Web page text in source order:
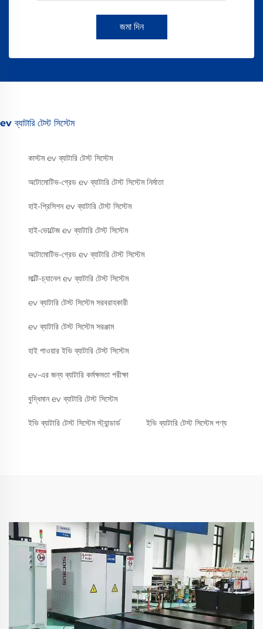
জমা দিন
ev ব্যাটারি টেস্ট সিস্টেম
কাস্টম ev ব্যাটারি টেস্ট সিস্টেম
অটোমোটিভ-গ্রেড ev ব্যাটারি টেস্ট সিস্টেম নির্মাতা
হাই-প্রিসিশন ev ব্যাটারি টেস্ট সিস্টেম
হাই-ভোল্টেজ ev ব্যাটারি টেস্ট সিস্টেম
অটোমোটিভ-গ্রেড ev ব্যাটারি টেস্ট সিস্টেম
মাল্টি-চ্যানেল ev ব্যাটারি টেস্ট সিস্টেম
ev ব্যাটারি টেস্ট সিস্টেম সরবরাহকারী
ev ব্যাটারি টেস্ট সিস্টেম সরঞ্জাম
হাই পাওয়ার ইভি ব্যাটারি টেস্ট সিস্টেম
ev-এর জন্য ব্যাটারি কর্মক্ষমতা পরীক্ষা
বুদ্ধিমান ev ব্যাটারি টেস্ট সিস্টেম
ইভি ব্যাটারি টেস্ট সিস্টেম স্ট্যান্ডার্ড ইভি ব্যাটারি টেস্ট সিস্টেম পণ্য